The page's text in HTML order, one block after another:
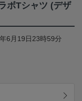
ボTシャツ (デザ
6月19日23時59分